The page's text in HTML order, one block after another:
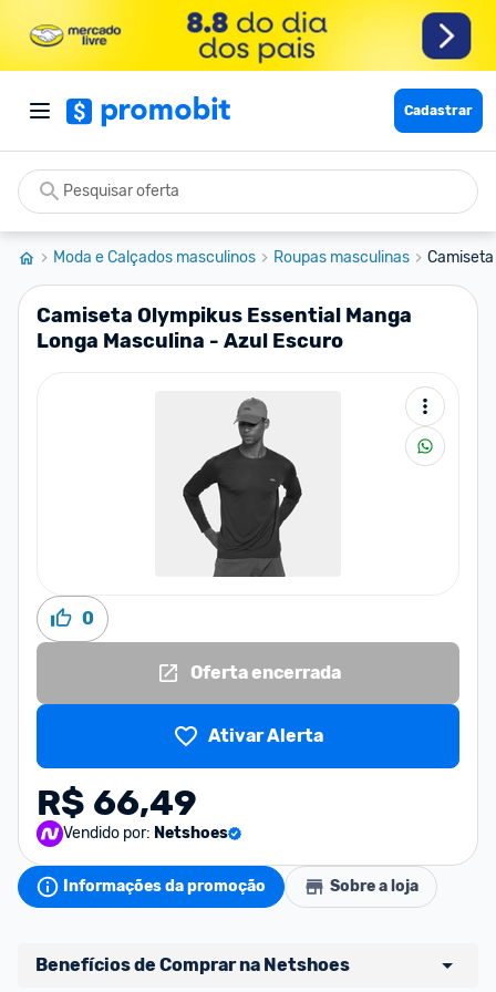
Cadastrar
Moda e Calçados masculinos Roupas masculinas
Camiseta Olympikus Essential Manga
Longa Masculina - Azul Escuro
0
Oferta encerrada
Ativar Alerta
R$ 66,49
Vendido por: Netshoes
Informações da promoção Sobre a loja
Benefícios de Comprar na Netshoes